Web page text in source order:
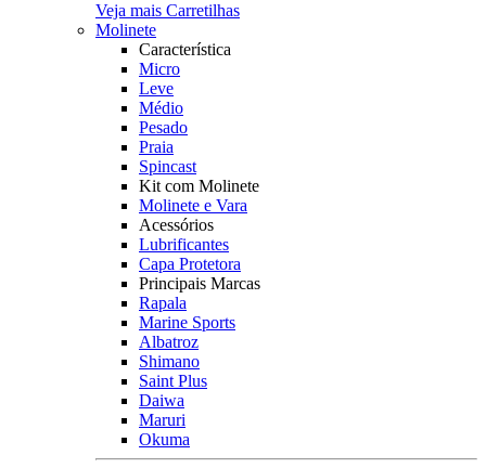
Veja mais Carretilhas
Molinete
Característica
Micro
Leve
Médio
Pesado
Praia
Spincast
Kit com Molinete
Molinete e Vara
Acessórios
Lubrificantes
Capa Protetora
Principais Marcas
Rapala
Marine Sports
Albatroz
Shimano
Saint Plus
Daiwa
Maruri
Okuma